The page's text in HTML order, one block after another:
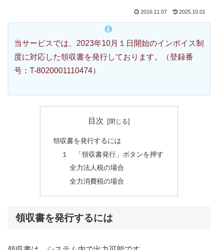
2016.11.07 2025.10.01
当サービスでは、2023年10月１日開始のインボイス制
度に対応した領収書を発行しております。（登録番
号：T-8020001110474）
目次
領収書を発行するには
１ 「領収書発行」ボタンを押す
全力法人税の場合
全力消費税の場合
領収書を発行するには